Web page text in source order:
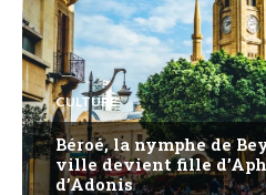
CULTURE
Béroé, la nymphe de
ville devient fille
d’Adonis